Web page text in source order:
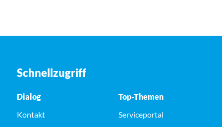
Schnellzugriff
Dialog
Kontakt
Top-Themen
Serviceportal